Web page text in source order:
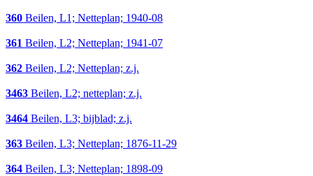
360 Beilen, L1; Netteplan; 1940-08
361 Beilen, L2; Netteplan; 1941-07
362 Beilen, L2; Netteplan; z.j.
3463 Beilen, L2; netteplan; z.j.
3464 Beilen, L3; bijblad; z.j.
363 Beilen, L3; Netteplan; 1876-11-29
364 Beilen, L3; Netteplan; 1898-09